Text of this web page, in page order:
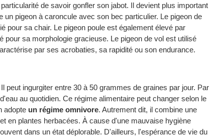
de savoir gonfler son jabot. Il devient plus important
pigeon à caroncule avec son bec particulier. Le pigeon de
pour sa chair. Le pigeon poule est également élevé par
pour sa morphologie gracieuse. Le pigeon de vol est utilisé
par ses acrobaties, sa rapidité ou son endurance.
peut ingurgiter entre 30 à 50 grammes de graines par jour. Par
au quotidien. Ce régime alimentaire peut changer selon le
adopte un régime omnivore. Autrement dit, il combine une
en plantes herbacées. À cause d'une mauvaise hygiène
dans un état déplorable. D'ailleurs, l'espérance de vie du